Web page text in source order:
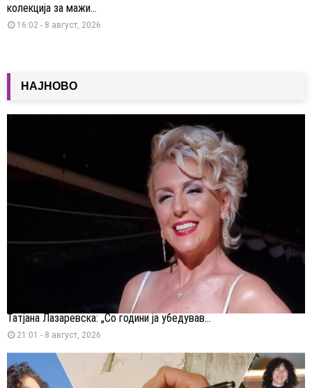
колекција за мажи...
16:02 - 8 август, 2026
НАЈНОВО
Татјана Лазаревска: „Со години ја убедував...
21:01 - 8 август, 2026